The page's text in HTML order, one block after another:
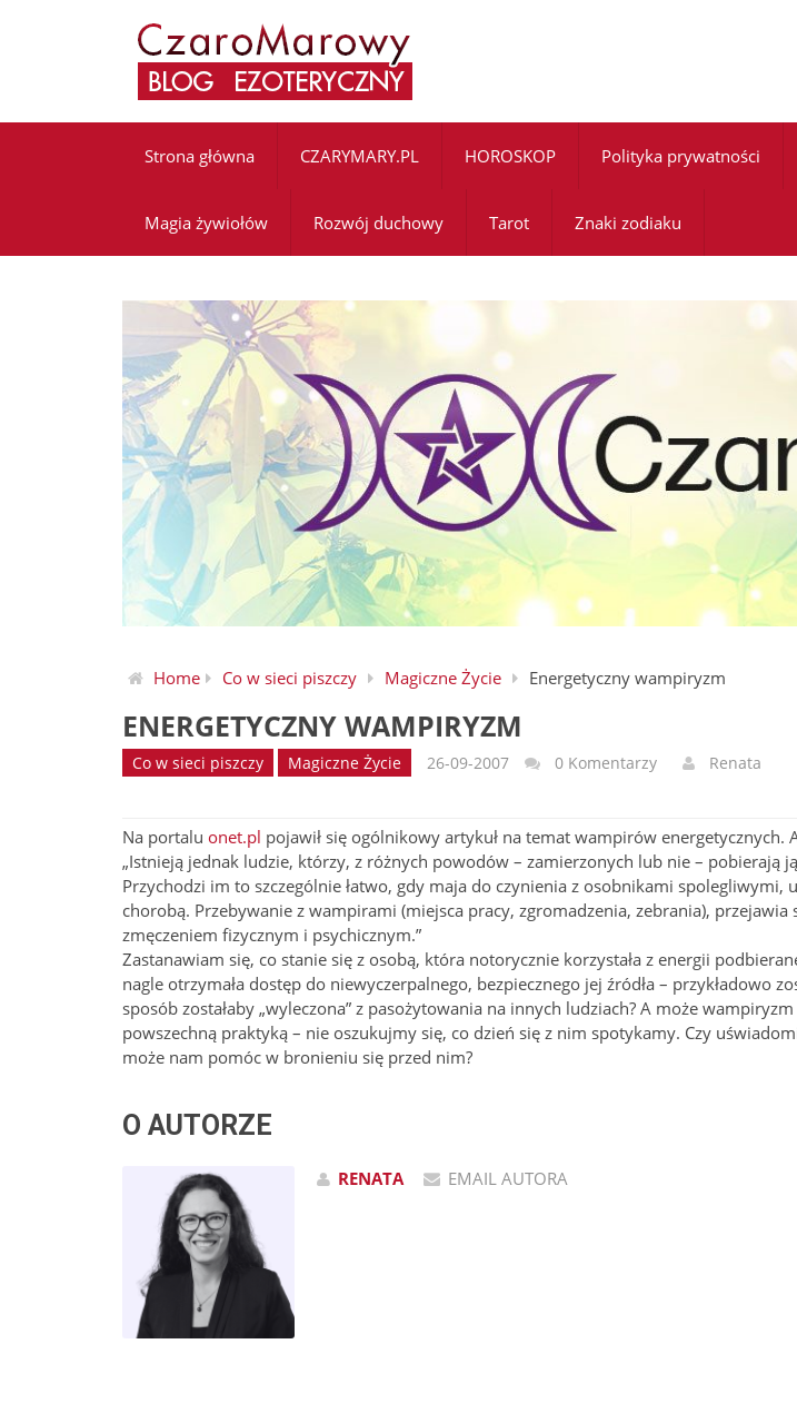
Strona główna CZARYMARY.PL HOROSKOP Polityka prywatności
Magia żywiołów Rozwój duchowy Tarot Znaki zodiaku
Home Co w sieci piszczy Magiczne Życie Energetyczny wampiryzm
ENERGETYCZNY WAMPIRYZM
Co w sieci piszczy Magiczne Życie 26-09-2007 0 Komentarzy Renata
Na portalu onet.pl pojawił się ogólnikowy artykuł na temat wampirów energetycznych.
„Istnieją jednak ludzie, którzy, z różnych powodów – zamierzonych lub nie – pobierają
Przychodzi im to szczególnie łatwo, gdy maja do czynienia z osobnikami spolegliwymi,
chorobą. Przebywanie z wampirami (miejsca pracy, zgromadzenia, zebrania), przejawia
zmęczeniem fizycznym i psychicznym.”
Zastanawiam się, co stanie się z osobą, która notorycznie korzystała z energii
nagle otrzymała dostęp do niewyczerpalnego, bezpiecznego jej źródła – przykładowo
sposób zostałaby „wyleczona” z pasożytowania na innych ludziach? A może
powszechną praktyką – nie oszukujmy się, co dzień się z nim spotykamy. Czy
może nam pomóc w bronieniu się przed nim?
O AUTORZE
RENATA EMAIL AUTORA